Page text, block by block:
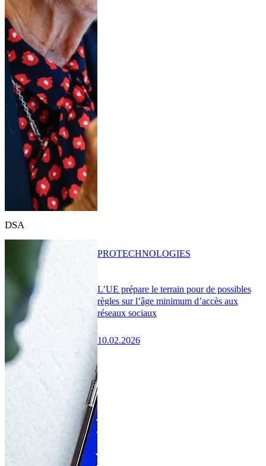
DSA
L’UE prépare le terrain pour de possibles
règles sur l’âge minimum d’accès aux
réseaux sociaux
10.02.2026
PROTECHNOLOGIES